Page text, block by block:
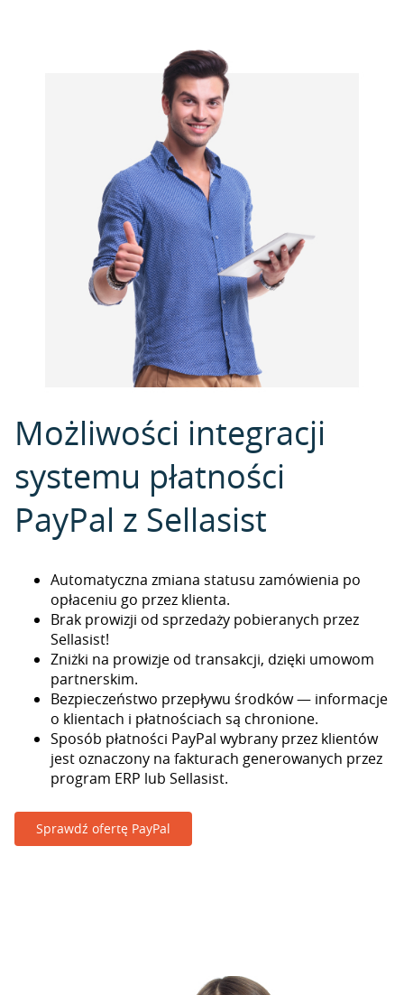
Możliwości integracji
systemu płatności
PayPal z Sellasist
Automatyczna zmiana statusu zamówienia po
opłaceniu go przez klienta.
Brak prowizji od sprzedaży pobieranych przez
Sellasist!
Zniżki na prowizje od transakcji, dzięki umowom
partnerskim.
Bezpieczeństwo przepływu środków — informacje
o klientach i płatnościach są chronione.
Sposób płatności PayPal wybrany przez klientów
jest oznaczony na fakturach generowanych przez
program ERP lub Sellasist.
Sprawdź ofertę PayPal